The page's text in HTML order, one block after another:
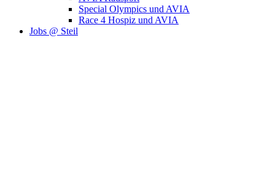
Special Olympics und AVIA
Race 4 Hospiz und AVIA
Jobs @ Steil